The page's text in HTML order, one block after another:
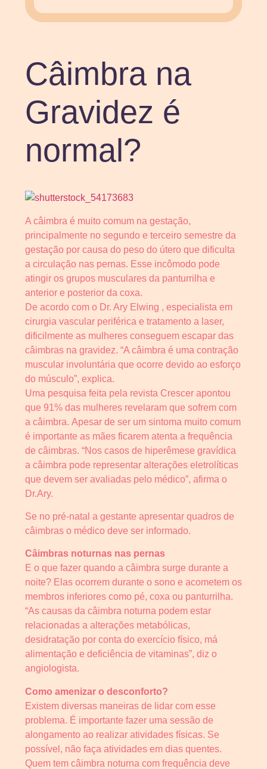
Câimbra na
Gravidez é
normal?
A câimbra é muito comum na gestação,
principalmente no segundo e terceiro semestre da
gestação por causa do peso do útero que dificulta
a circulação nas pernas. Esse incômodo pode
atingir os grupos musculares da panturrilha e
anterior e posterior da coxa.
De acordo com o Dr. Ary Elwing , especialista em
cirurgia vascular periférica e tratamento a laser,
dificilmente as mulheres conseguem escapar das
câimbras na gravidez. “A câimbra é uma contração
muscular involuntária que ocorre devido ao esforço
do músculo”, explica.
Uma pesquisa feita pela revista Crescer apontou
que 91% das mulheres revelaram que sofrem com
a câimbra. Apesar de ser um sintoma muito comum
é importante as mães ficarem atenta a frequência
de câimbras. “Nos casos de hiperêmese gravídica
a câimbra pode representar alterações eletrolíticas
que devem ser avaliadas pelo médico”, afirma o
Dr.Ary.
Se no pré-natal a gestante apresentar quadros de
câimbras o médico deve ser informado.
Câimbras noturnas nas pernas
E o que fazer quando a câimbra surge durante a
noite? Elas ocorrem durante o sono e acometem os
membros inferiores como pé, coxa ou panturrilha.
“As causas da câimbra noturna podem estar
relacionadas a alterações metabólicas,
desidratação por conta do exercício físico, má
alimentação e deficiência de vitaminas”, diz o
angiologista.
Como amenizar o desconforto?
Existem diversas maneiras de lidar com esse
problema. É importante fazer uma sessão de
alongamento ao realizar atividades físicas. Se
possível, não faça atividades em dias quentes.
Quem tem câimbra noturna com frequência deve